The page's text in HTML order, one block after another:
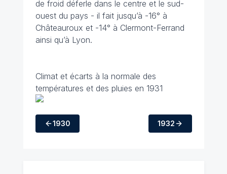
de froid déferle dans le centre et le sud-
ouest du pays - il fait jusqu’à -16° à
Châteauroux et -14° à Clermont-Ferrand
ainsi qu’à Lyon.
Climat et écarts à la normale des
températures et des pluies en 1931
1930 1932